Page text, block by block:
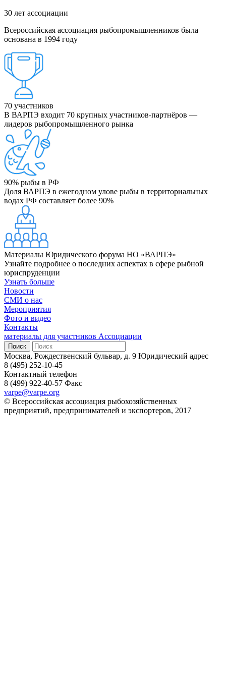
30 лет ассоциации
Всероссийская ассоциация рыбопромышленников была
основана в 1994 году
70 участников
В ВАРПЭ входит 70 крупных участников-партнёров —
лидеров рыбопромышленного рынка
90% рыбы в РФ
Доля ВАРПЭ в ежегодном улове рыбы в территориальных
водах РФ составляет более 90%
Материалы Юридического форума НО «ВАРПЭ»
Узнайте подробнее о последних аспектах в сфере рыбной
юриспруденции
Узнать больше
Новости
СМИ о нас
Мероприятия
Фото и видео
Контакты
материалы для участников Ассоциации
Москва, Рождественский бульвар, д. 9 Юридический адрес
8 (495) 252-10-45
Контактный телефон
8 (499) 922-40-57 Факс
varpe@varpe.org
© Всероссийская ассоциация рыбохозяйственных
предприятий, предпринимателей и экспортеров, 2017